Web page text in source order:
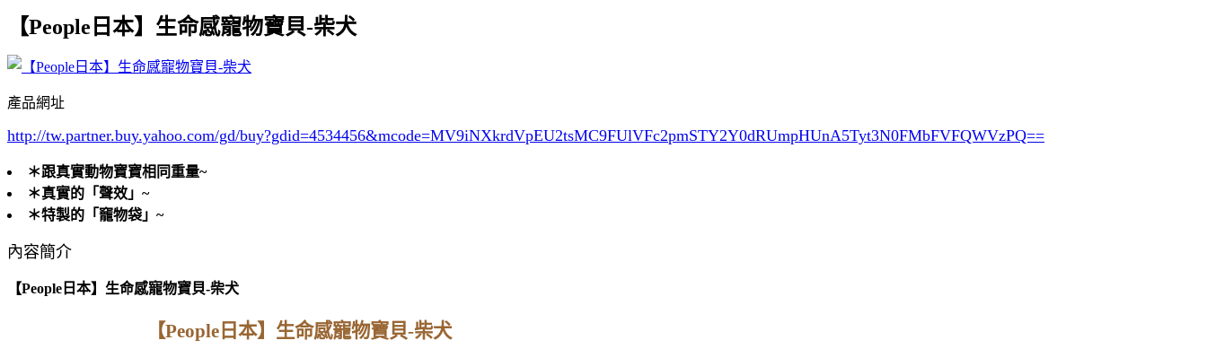
【People日本】生命感寵物寶貝-柴犬
產品網址
http://tw.partner.buy.yahoo.com/gd/buy?gdid=4534456&mcode=MV9iNXkrdVpEU2tsMC9FUlVFc2pmSTY2Y0dRUmpHUnA5Tyt3N0FMbFVFQWVzPQ==
＊跟真實動物寶寶相同重量~
＊真實的「聲效」~
＊特製的「竉物袋」~
內容簡介
【People日本】生命感寵物寶貝-柴犬
【People日本】生命感寵物寶貝-柴犬